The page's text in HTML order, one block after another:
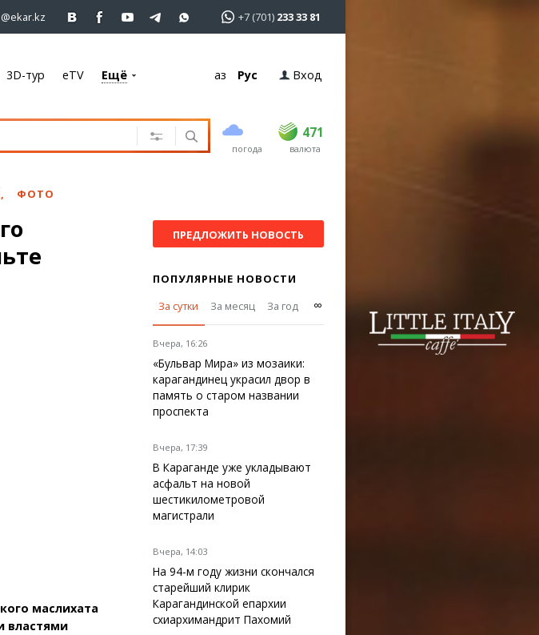
@ekar.kz +7 (701) 233 33 81
3D-тур eTV Ещё Қаз Рус Вход
погода
471
USD 469
EUR 543.5
валюта
, ФОТО
маслихата
властями
ПРЕДЛОЖИТЬ НОВОСТЬ
ПОПУЛЯРНЫЕ НОВОСТИ
За сутки
За месяц За год ∞
Вчера, 16:26
«Бульвар Мира» из мозаики:
карагандинец украсил двор в
память о старом названии
проспекта
Вчера, 17:39
В Караганде уже укладывают
асфальт на новой
шестикилометровой
магистрали
Вчера, 14:03
На 94-м году жизни скончался
старейший клирик
Карагандинской епархии
схиархимандрит Пахомий